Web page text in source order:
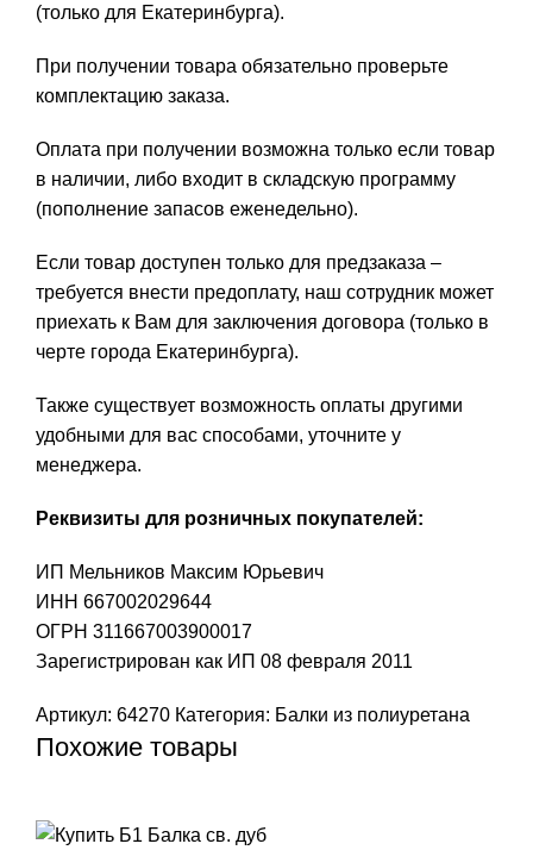
(только для Екатеринбурга).
При получении товара обязательно проверьте
комплектацию заказа.
Оплата при получении возможна только если товар
в наличии, либо входит в складскую программу
(пополнение запасов еженедельно).
Если товар доступен только для предзаказа –
требуется внести предоплату, наш сотрудник может
приехать к Вам для заключения договора (только в
черте города Екатеринбурга).
Также существует возможность оплаты другими
удобными для вас способами, уточните у
менеджера.
Реквизиты для розничных покупателей:
ИП Мельников Максим Юрьевич
ИНН 667002029644
ОГРН 311667003900017
Зарегистрирован как ИП 08 февраля 2011
Артикул: 64270 Категория: Балки из полиуретана
Похожие товары